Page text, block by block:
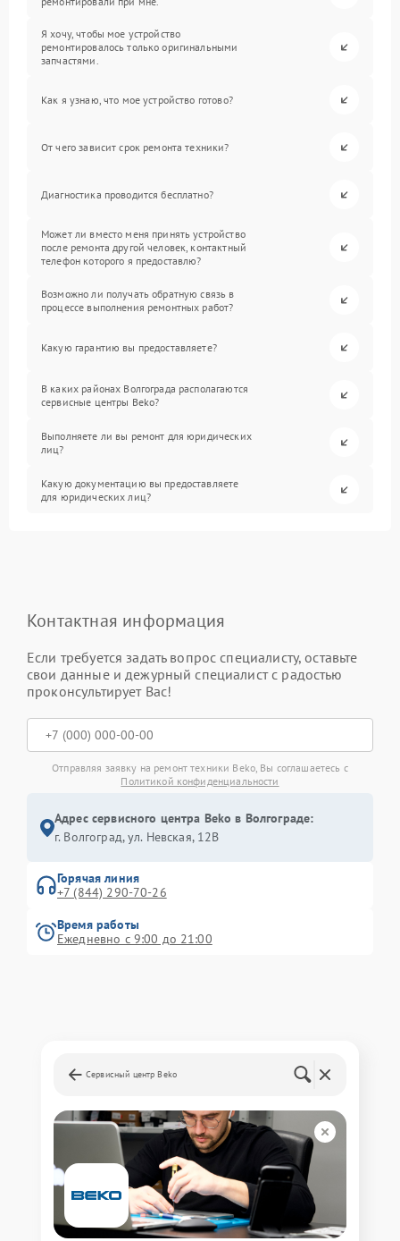
Я хочу, чтобы мое устройство
ремонтировалось только оригинальными
запчастями.
Как я узнаю, что мое устройство готово?
От чего зависит срок ремонта техники?
Диагностика проводится бесплатно?
Может ли вместо меня принять устройство
после ремонта другой человек, контактный
телефон которого я предоставлю?
Возможно ли получать обратную связь в
процессе выполнения ремонтных работ?
Какую гарантию вы предоставляете?
В каких районах Волгограда располагаются
сервисные центры Beko?
Выполняете ли вы ремонт для юридических
лиц?
Какую документацию вы предоставляете
для юридических лиц?
Контактная информация
Если требуется задать вопрос специалисту, оставьте
свои данные и дежурный специалист с радостью
проконсультирует Вас!
Отправляя заявку на ремонт техники Beko, Вы соглашаетесь с
Политикой конфиденциальности
Адрес сервисного центра Beko в Волгограде:
г. Волгоград, ул. Невская, 12В
Горячая линия
+7 (844) 290-70-26
Время работы
Ежедневно с 9:00 до 21:00
Сервисный центр Beko